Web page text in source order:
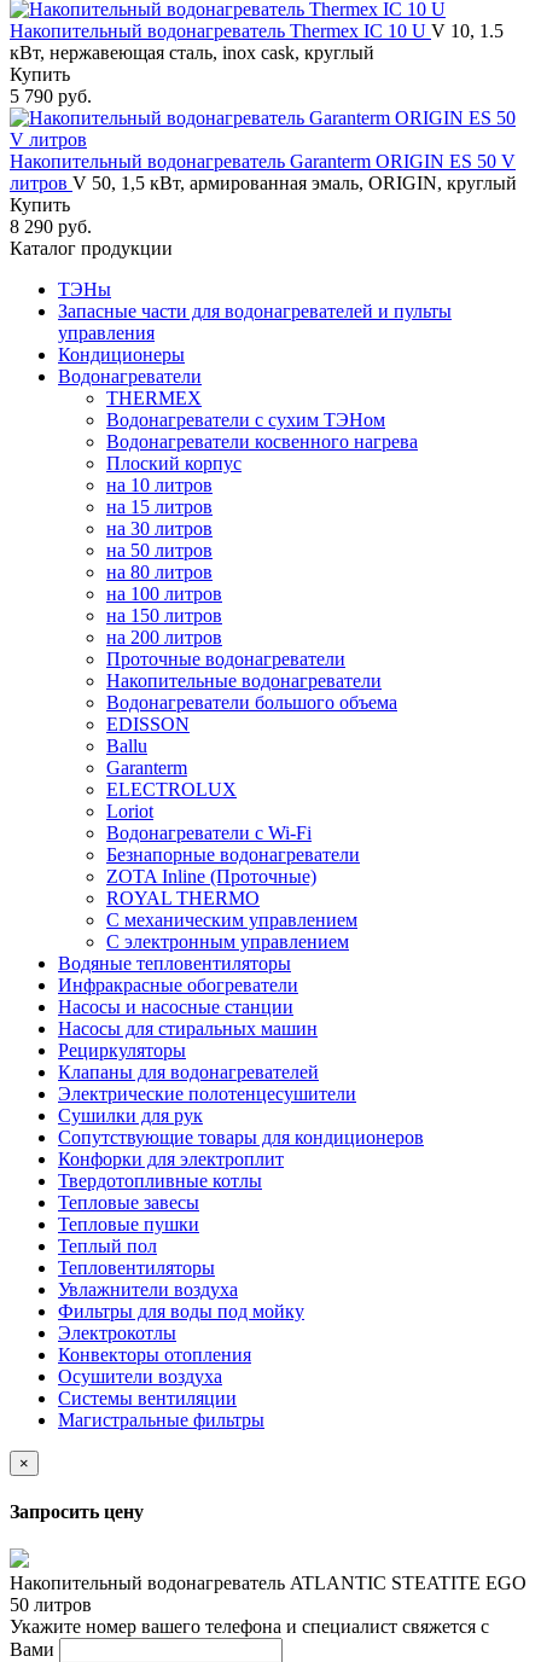
Накопительный водонагреватель Thermex IC 10 U V 10, 1.5
кВт, нержавеющая сталь, inox cask, круглый
Купить
5 790 руб.
Накопительный водонагреватель Garanterm ORIGIN ES 50 V
литров V 50, 1,5 кВт, армированная эмаль, ORIGIN, круглый
Купить
8 290 руб.
Каталог продукции
ТЭНы
Запасные части для водонагревателей и пульты
управления
Кондиционеры
Водонагреватели
THERMEX
Водонагреватели с сухим ТЭНом
Водонагреватели косвенного нагрева
Плоский корпус
на 10 литров
на 15 литров
на 30 литров
на 50 литров
на 80 литров
на 100 литров
на 150 литров
на 200 литров
Проточные водонагреватели
Накопительные водонагреватели
Водонагреватели большого объема
EDISSON
Ballu
Garanterm
ELECTROLUX
Loriot
Водонагреватели с Wi-Fi
Безнапорные водонагреватели
ZOTA Inline (Проточные)
ROYAL THERMO
С механическим управлением
С электронным управлением
Водяные тепловентиляторы
Инфракрасные обогреватели
Насосы и насосные станции
Насосы для стиральных машин
Рециркуляторы
Клапаны для водонагревателей
Электрические полотенцесушители
Сушилки для рук
Сопутствующие товары для кондиционеров
Конфорки для электроплит
Твердотопливные котлы
Тепловые завесы
Тепловые пушки
Теплый пол
Тепловентиляторы
Увлажнители воздуха
Фильтры для воды под мойку
Электрокотлы
Конвекторы отопления
Осушители воздуха
Системы вентиляции
Магистральные фильтры
×
Запросить цену
Накопительный водонагреватель ATLANTIC STEATITE EGO
50 литров
Укажите номер вашего телефона и специалист свяжется с
Вами